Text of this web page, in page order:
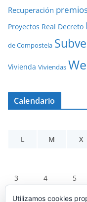
Recuperación
Proyectos Real Decreto
de Compostela
Vivienda Viviendas
Calendario
L
M X
3 4 5
10 11 12
Utilizamos cookies